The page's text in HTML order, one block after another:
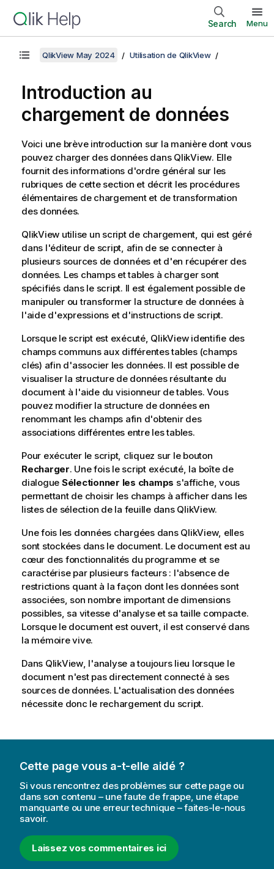
Search Menu
QlikView May 2024 Utilisation de QlikView
Introduction au
chargement de données
Voici une brève introduction sur la manière dont vous
pouvez charger des données dans QlikView. Elle
fournit des informations d'ordre général sur les
rubriques de cette section et décrit les procédures
élémentaires de chargement et de transformation
des données.
QlikView utilise un script de chargement, qui est géré
dans l'éditeur de script, afin de se connecter à
plusieurs sources de données et d'en récupérer des
données. Les champs et tables à charger sont
spécifiés dans le script. Il est également possible de
manipuler ou transformer la structure de données à
l'aide d'expressions et d'instructions de script.
Lorsque le script est exécuté, QlikViewidentifie des
champs communs aux différentes tables (champs
clés) afin d'associer les données. Il est possible de
visualiser la structure de données résultante du
document à l'aide du visionneur de tables. Vous
pouvez modifier la structure de données en
renommant les champs afin d'obtenir des
associations différentes entre les tables.
Pour exécuter le script, cliquez sur le bouton
Recharger. Une fois le script exécuté, la boîte de
dialogue Sélectionner les champs s'affiche, vous
permettant de choisir les champs à afficher dans les
listes de sélection de la feuille dans QlikView.
Une fois les données chargées dans QlikView, elles
sont stockées dans le document. Le document est au
cœur des fonctionnalités du programme et se
caractérise par plusieurs facteurs : l'absence de
restrictions quant à la façon dont les données sont
associées, son nombre important de dimensions
possibles, sa vitesse d'analyse et sa taille compacte.
Lorsque le document est ouvert, il est conservé dans
la mémoire vive.
Dans QlikView, l'analyse a toujours lieu lorsque le
document n'est pas directement connecté à ses
sources de données. L'actualisation des données
nécessite donc le rechargement du script.
Cette page vous a-t-elle aidé ?
Si vous rencontrez des problèmes sur cette page ou
dans son contenu – une faute de frappe, une étape
manquante ou une erreur technique – faites-le-nous
savoir.
Laissez vos commentaires ici